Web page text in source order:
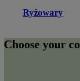
Ryżowary
Choose your